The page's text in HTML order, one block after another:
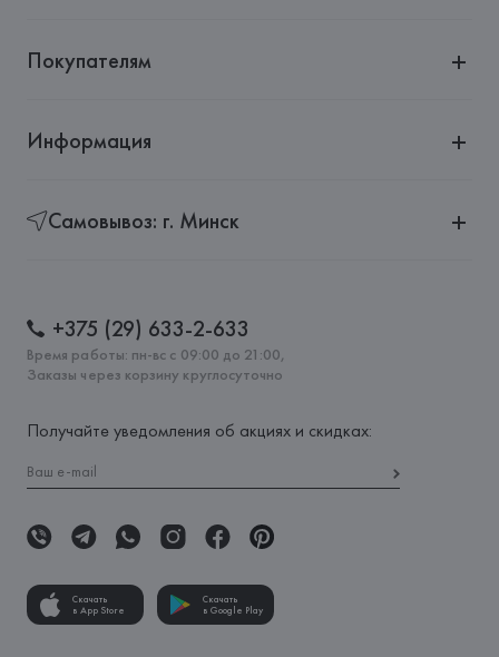
Покупателям
Информация
Самовывоз: г. Минск
+375 (29) 633-2-633
Время работы: пн-вс с 09:00 до 21:00,
Заказы через корзину круглосуточно
Получайте уведомления об акциях и скидках:
Скачать
в App Store
Скачать
в Google Play